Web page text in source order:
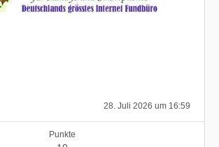
28. Juli 2026 um 16:59
Punkte